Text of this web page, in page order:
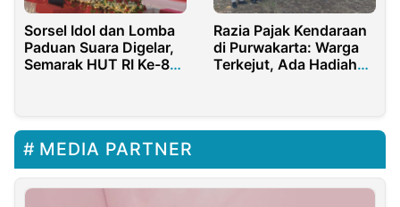
Sorsel Idol dan Lomba
Paduan Suara Digelar,
Semarak HUT RI Ke-80
Razia Pajak Kendaraan
di Purwakarta: Warga
Terkejut, Ada Hadiah
MEDIA PARTNER